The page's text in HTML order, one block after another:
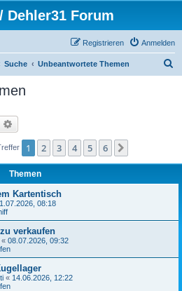
Dehler31 Forum
Anmelden
Registrieren
Suche Unbeantwortete Themen
Suche
1 2 3 4 5 6
Themen
Kartentisch
08:18
verkaufen
« 08.07.2026, 09:32
« 14.06.2026, 12:22